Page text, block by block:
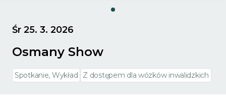
Śr 25. 3. 2026
Osmany Show
Spotkanie, Wykład Z dostępem dla wózków inwalidzkich